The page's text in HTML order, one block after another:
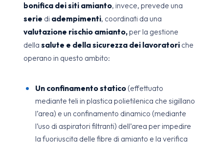
bonifica dei siti amianto, invece, prevede una
serie di adempimenti, coordinati da una
valutazione rischio amianto,per la gestione
della salute e della sicurezza dei lavoratori che
operano in questo ambito:
Un confinamento statico (effettuato
mediante teli in plastica polietilenica che sigillano
l’area) e un confinamento dinamico (mediante
l’uso di aspiratori filtranti) dell’area per impedire
la fuoriuscita delle fibre di amianto e la verifica